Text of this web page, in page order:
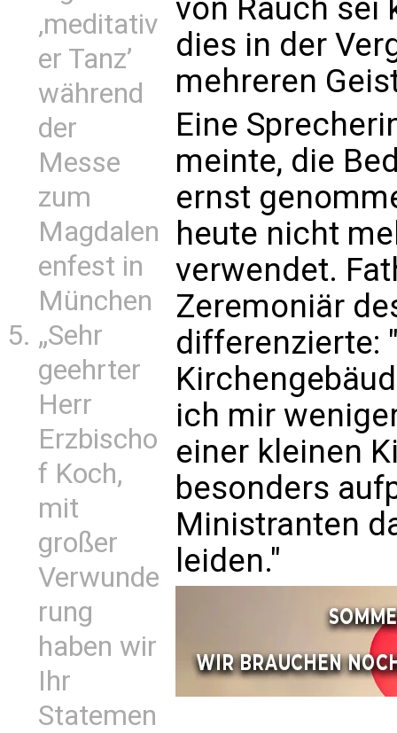
‚meditativ
er Tanz’
während
der
Messe
zum
Magdalen
enfest in
München
„Sehr
geehrter
Herr
Erzbischo
f Koch,
mit
großer
Verwunde
rung
haben wir
Ihr
Statemen
von Rauch sei
dies in der
mehreren
Eine
meinte, die
ernst
heute nicht
verwendet.
Zeremoniär
differenzierte:
ich mir
einer kleinen
besonders
Ministranten
leiden."